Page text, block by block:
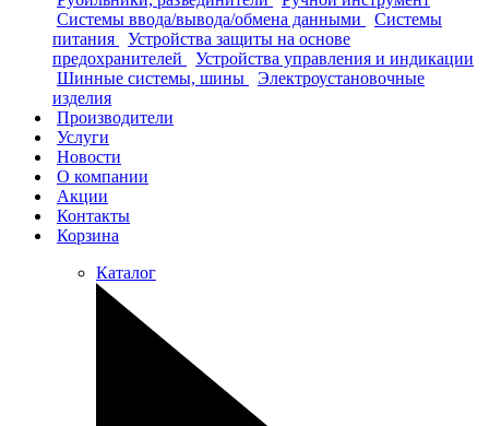
Системы ввода/вывода/обмена данными
Системы
питания
Устройства защиты на основе
предохранителей
Устройства управления и индикации
Шинные системы, шины
Электроустановочные
изделия
Производители
Услуги
Новости
О компании
Акции
Контакты
Корзина
Каталог